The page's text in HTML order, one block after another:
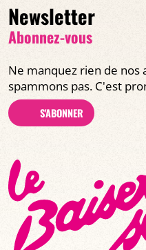
Newsletter
Abonnez-vous
Ne manquez rien de nos
spammons pas. C'est
S'ABONNER